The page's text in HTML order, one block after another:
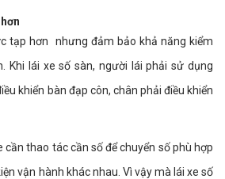
tạp hơn nhưng đảm bảo khả năng kiểm
Khi lái xe số sàn, người lái phải sử dụng
khiển bàn đạp côn, chân phải điều khiển
cần thao tác cần số để chuyển số phù hợp
vận hành khác nhau. Vì vậy mà lái xe số